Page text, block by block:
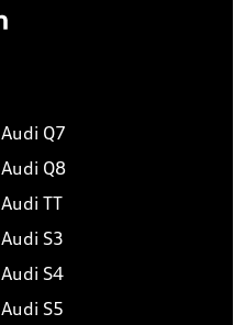
Audi Q7
Audi Q8
Audi TT
Audi S3
Audi S4
Audi S5